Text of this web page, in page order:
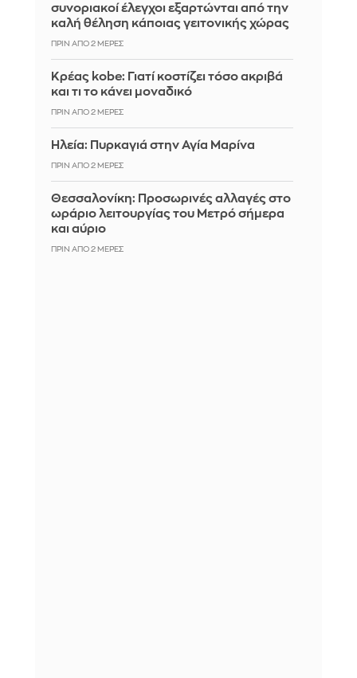
συνοριακοί έλεγχοι εξαρτώνται από την
καλή θέληση κάποιας γειτονικής χώρας
ΠΡΙΝ ΑΠΌ 2 ΜΈΡΕΣ
Κρέας kobe: Γιατί κοστίζει τόσο ακριβά
και τι το κάνει μοναδικό
ΠΡΙΝ ΑΠΌ 2 ΜΈΡΕΣ
Ηλεία: Πυρκαγιά στην Αγία Μαρίνα
ΠΡΙΝ ΑΠΌ 2 ΜΈΡΕΣ
Θεσσαλονίκη: Προσωρινές αλλαγές στο
ωράριο λειτουργίας του Μετρό σήμερα
και αύριο
ΠΡΙΝ ΑΠΌ 2 ΜΈΡΕΣ